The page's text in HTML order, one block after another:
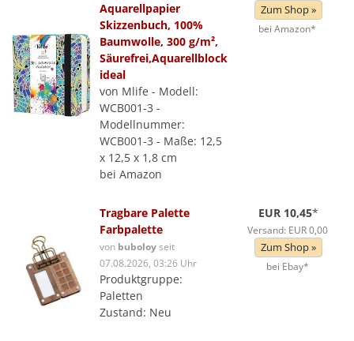
Aquarellpapier
Skizzenbuch, 100%
Baumwolle, 300 g/m²,
Säurefrei,Aquarellblock
ideal
von Mlife - Modell:
WCB001-3 -
Modellnummer:
WCB001-3 - Maße: 12,5
x 12,5 x 1,8 cm
bei Amazon
Zum Shop »
bei Amazon*
Tragbare Palette
Farbpalette
von buboloyseit
07.08.2026, 03:26 Uhr
Produktgruppe:
Paletten
Zustand: Neu
EUR 10,45*
Versand: EUR 0,00
Zum Shop »
bei Ebay*